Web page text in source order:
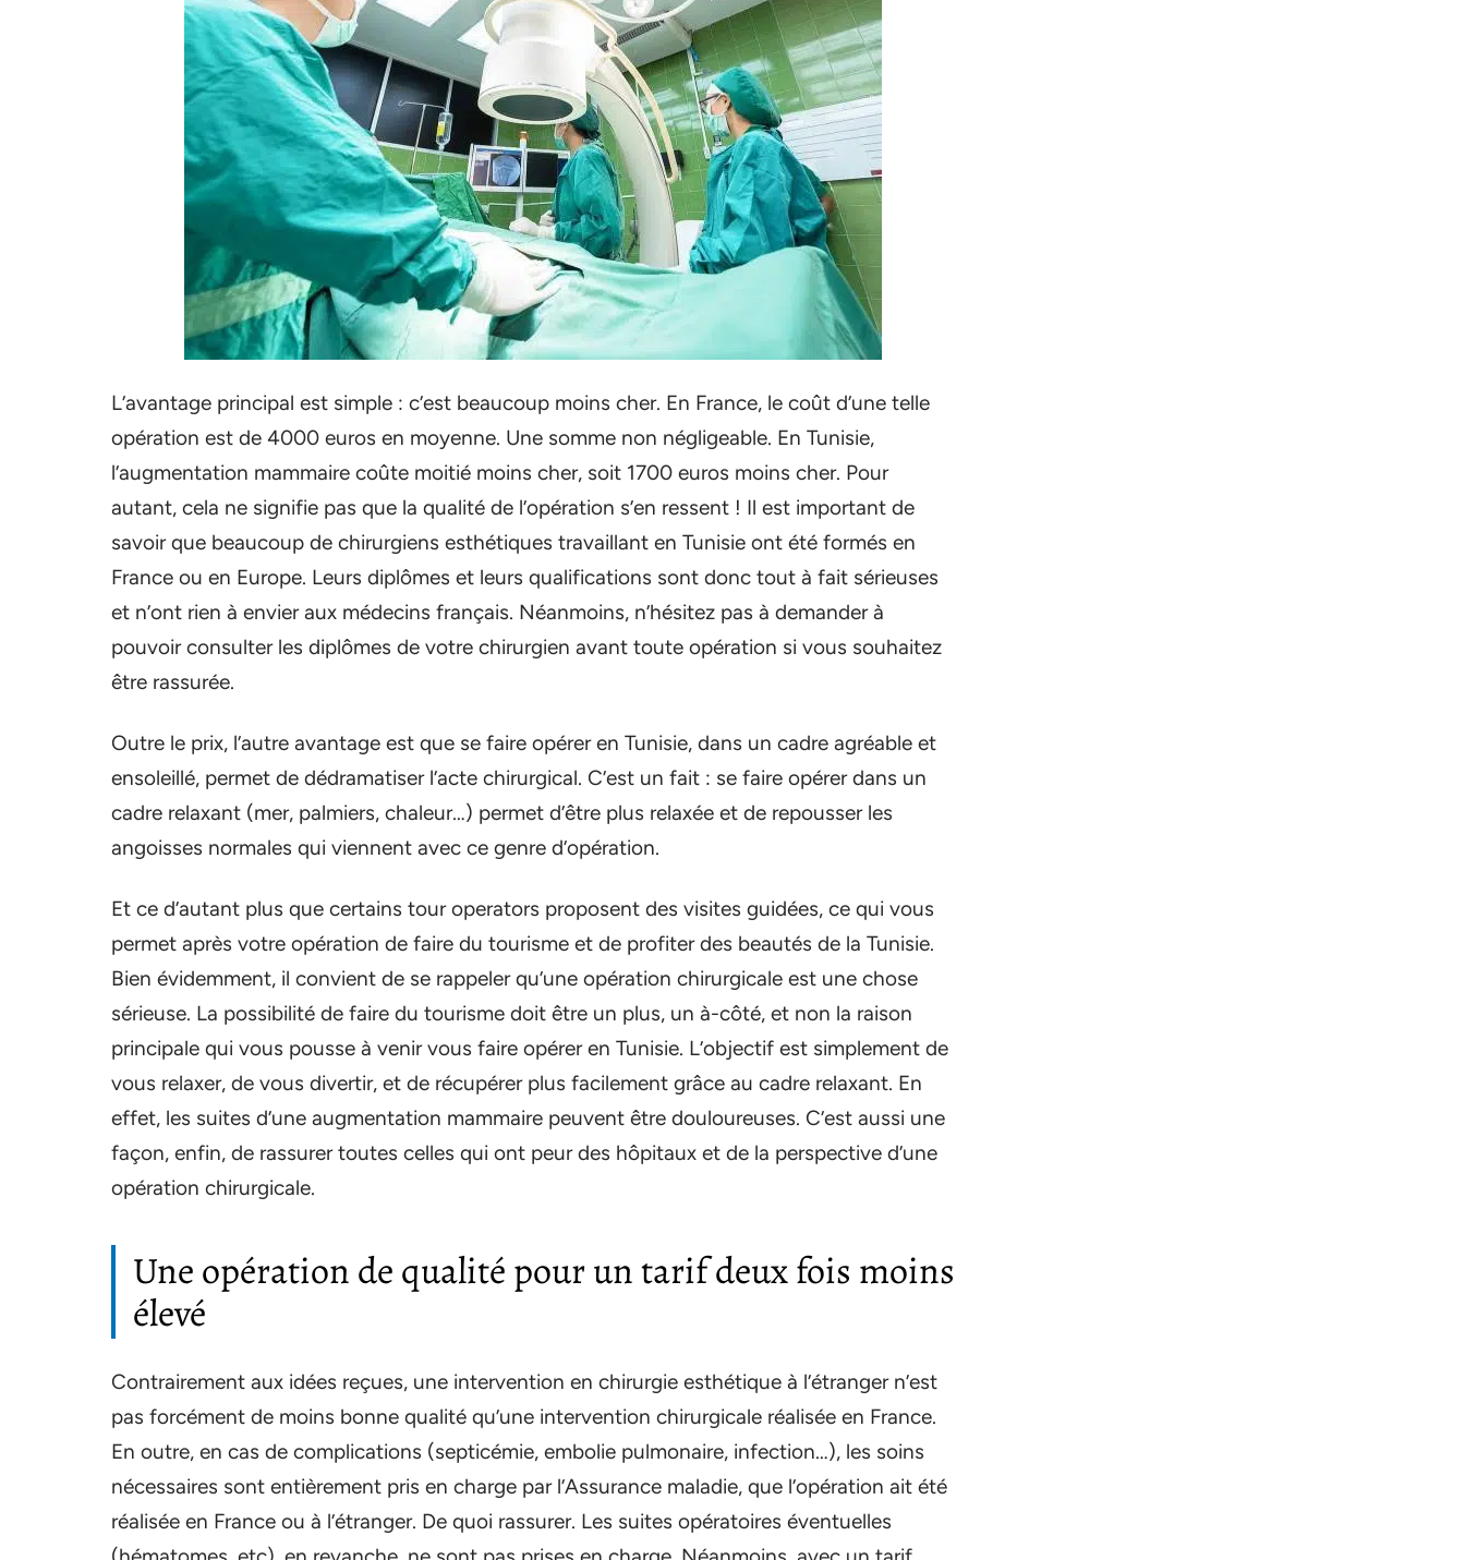
L’avantage principal est simple : c’est beaucoup moins cher. En France, le coût d’une telle
opération est de 4000 euros en moyenne. Une somme non négligeable. En Tunisie,
l’augmentation mammaire coûte moitié moins cher, soit 1700 euros moins cher. Pour
autant, cela ne signifie pas que la qualité de l’opération s’en ressent ! Il est important de
savoir que beaucoup de chirurgiens esthétiques travaillant en Tunisie ont été formés en
France ou en Europe. Leurs diplômes et leurs qualifications sont donc tout à fait sérieuses
et n’ont rien à envier aux médecins français. Néanmoins, n’hésitez pas à demander à
pouvoir consulter les diplômes de votre chirurgien avant toute opération si vous souhaitez
être rassurée.
Outre le prix, l’autre avantage est que se faire opérer en Tunisie, dans un cadre agréable et
ensoleillé, permet de dédramatiser l’acte chirurgical. C’est un fait : se faire opérer dans un
cadre relaxant (mer, palmiers, chaleur…) permet d’être plus relaxée et de repousser les
angoisses normales qui viennent avec ce genre d’opération.
Et ce d’autant plus que certains tour operators proposent des visites guidées, ce qui vous
permet après votre opération de faire du tourisme et de profiter des beautés de la Tunisie.
Bien évidemment, il convient de se rappeler qu’une opération chirurgicale est une chose
sérieuse. La possibilité de faire du tourisme doit être un plus, un à-côté, et non la raison
principale qui vous pousse à venir vous faire opérer en Tunisie. L’objectif est simplement de
vous relaxer, de vous divertir, et de récupérer plus facilement grâce au cadre relaxant. En
effet, les suites d’une augmentation mammaire peuvent être douloureuses. C’est aussi une
façon, enfin, de rassurer toutes celles qui ont peur des hôpitaux et de la perspective d’une
opération chirurgicale.
Une opération de qualité pour un tarif deux fois moins
élevé
Contrairement aux idées reçues, une intervention en chirurgie esthétique à l’étranger n’est
pas forcément de moins bonne qualité qu’une intervention chirurgicale réalisée en France.
En outre, en cas de complications (septicémie, embolie pulmonaire, infection…), les soins
nécessaires sont entièrement pris en charge par l’Assurance maladie, que l’opération ait été
réalisée en France ou à l’étranger. De quoi rassurer. Les suites opératoires éventuelles